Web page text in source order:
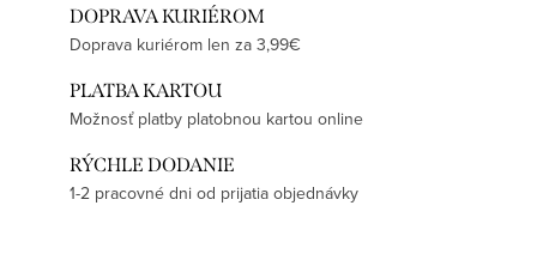
DOPRAVA KURIÉROM
Doprava kuriérom len za 3,99€
PLATBA KARTOU
Možnosť platby platobnou kartou online
RÝCHLE DODANIE
1-2 pracovné dni od prijatia objednávky